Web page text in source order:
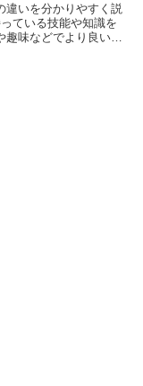
違いを分かりやすく説
ている技能や知識を
味などでより良い成